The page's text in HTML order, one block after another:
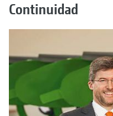
Continuidad